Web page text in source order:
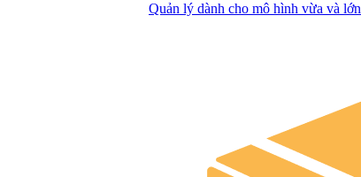
Quản lý dành cho mô hình vừa và lớn